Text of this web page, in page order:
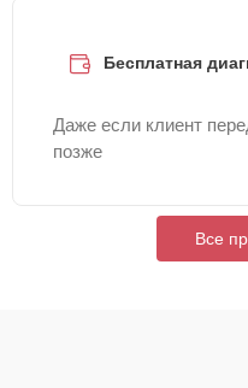
Бесплатная
Даже если клиент
позже
Все